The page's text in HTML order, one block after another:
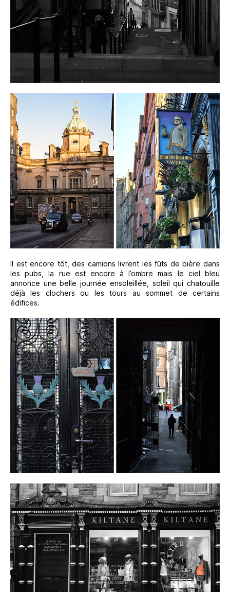
Il est encore tôt, des camions livrent les fûts de bière dans
les pubs, la rue est encore à l’ombre mais le ciel bleu
annonce une belle journée ensoleillée, soleil qui chatouille
déjà les clochers ou les tours au sommet de certains
édifices.